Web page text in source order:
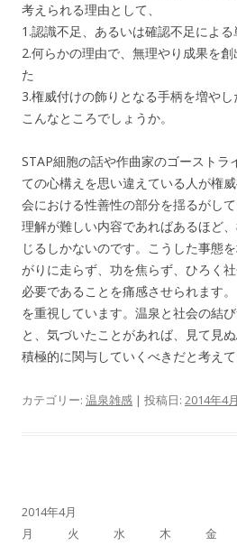
考えられる理由として、
1.認識不足、あるいは確認不足によ
2.何らかの理由で、無理やり成果を
た
3.権威付けの飾りとなる手柄を増やし
こんなところでしょうか。
STAP細胞の話や作曲家のゴーストラ
ての心構えを思い違えている人が権
会における性善性の部分を揺るがし
理解が難しい内容であればあるほど
じるしかないのです。こうした事態
がりに走らず、功を焦らず、ひろく
必要であることを痛感させられます
を重視しています。温泉と社会の結
と、気づいたことがあれば、見て見
積極的に関与していくべきだと考えて
カテゴリー: 温泉雑感 | 投稿日: 2014年4
2014年4月
月
火 水 木 金